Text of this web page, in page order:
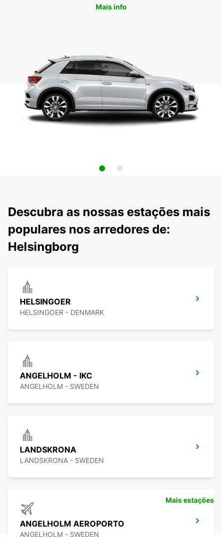
Mais info
Descubra as nossas estações mais
populares nos arredores de:
Helsingborg
HELSINGOER
HELSINGOER - DENMARK
ANGELHOLM - IKC
ANGELHOLM - SWEDEN
LANDSKRONA
LANDSKRONA - SWEDEN
ANGELHOLM AEROPORTO
ANGELHOLM - SWEDEN
Mais estações